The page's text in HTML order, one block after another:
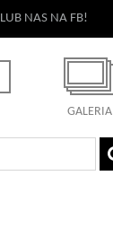
NAS NA FB!
GALERIA